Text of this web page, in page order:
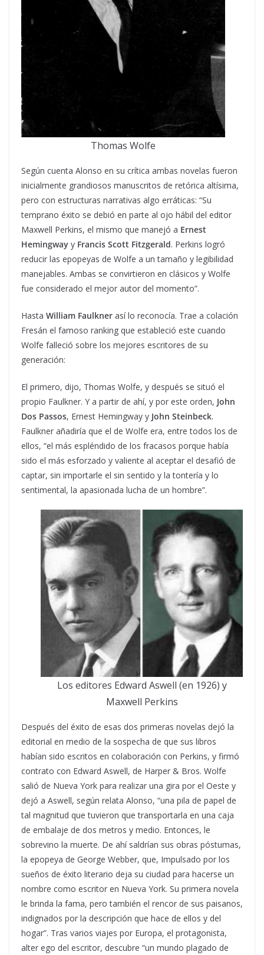
Thomas Wolfe
Según cuenta Alonso en su crítica ambas novelas fueron
inicialmente grandiosos manuscritos de retórica altísima,
pero con estructuras narrativas algo erráticas: “Su
temprano éxito se debió en parte al ojo hábil del editor
Maxwell Perkins, el mismo que manejó a Ernest
Hemingway y Francis Scott Fitzgerald. Perkins logró
reducir las epopeyas de Wolfe a un tamaño y legibilidad
manejables. Ambas se convirtieron en clásicos y Wolfe
fue considerado el mejor autor del momento”.
Hasta William Faulkner así lo reconocía. Trae a colación
Fresán el famoso ranking que estableció este cuando
Wolfe falleció sobre los mejores escritores de su
generación:
El primero, dijo, Thomas Wolfe, y después se situó el
propio Faulkner. Y a partir de ahí, y por este orden, John
Dos Passos, Ernest Hemingway y John Steinbeck.
Faulkner añadiría que el de Wolfe era, entre todos los de
ellos, “el más espléndido de los fracasos porque había
sido el más esforzado y valiente al aceptar el desafió de
captar, sin importarle el sin sentido y la tontería y lo
sentimental, la apasionada lucha de un hombre”.
Los editores Edward Aswell (en 1926) y
Maxwell Perkins
Después del éxito de esas dos primeras novelas dejó la
editorial en medio de la sospecha de que sus libros
habían sido escritos en colaboración con Perkins, y firmó
contrato con Edward Aswell, de Harper & Bros. Wolfe
salió de Nueva York para realizar una gira por el Oeste y
dejó a Aswell, según relata Alonso, “una pila de papel de
tal magnitud que tuvieron que transportarla en una caja
de embalaje de dos metros y medio. Entonces, le
sobrevino la muerte. De ahí saldrían sus obras póstumas,
la epopeya de George Webber, que, Impulsado por los
sueños de éxito literario deja su ciudad para hacerse un
nombre como escritor en Nueva York. Su primera novela
le brinda la fama, pero también el rencor de sus paisanos,
indignados por la descripción que hace de ellos y del
hogar”. Tras varios viajes por Europa, el protagonista,
alter ego del escritor, descubre “un mundo plagado de